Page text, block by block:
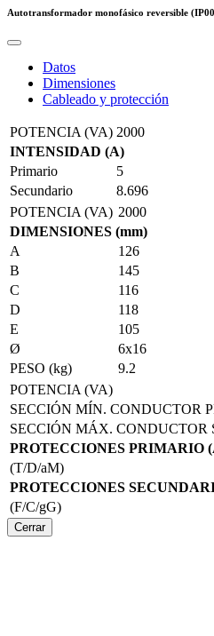
Autotransformador monofásico reversible
Datos
Dimensiones
Cableado y protección
POTENCIA (VA) 2000
INTENSIDAD (A)
Primario
5
Secundario
8.696
POTENCIA (VA) 2000
DIMENSIONES (mm)
A
126
B
145
C
116
D
118
E
105
Ø
6x16
PESO (kg)
9.2
POTENCIA (VA)
SECCIÓN MÍN. CONDUCTOR
SECCIÓN MÁX. CONDUCTOR
PROTECCIONES PRIMARIO
(T/D/aM)
PROTECCIONES
(F/C/gG)
Cerrar